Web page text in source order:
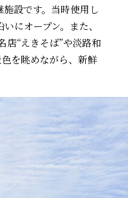
設です。当時使用し
にオープン。また、
店“えきそば”や淡路和
を眺めながら、新鮮